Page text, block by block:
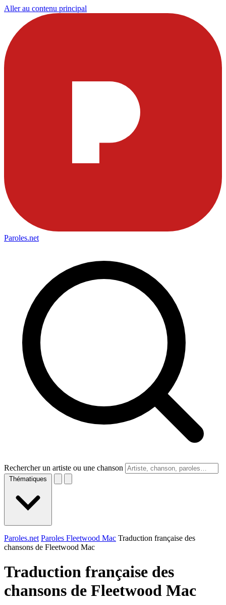
Aller au contenu principal
Paroles.net
Rechercher un artiste ou une chanson
Thématiques
Paroles.net Paroles Fleetwood Mac Traduction française des
chansons de Fleetwood Mac
Traduction française des
chansons de Fleetwood Mac